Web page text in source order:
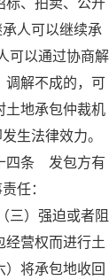
、拍卖、公开
人可以继续承
以通过协商解
解不成的，可
地承包仲裁机
生法律效力。
四条 发包方有
事责任：
）强迫或者阻
营权而进行土
将承包地收回